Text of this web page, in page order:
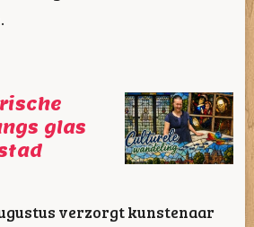
glas
verzorgt kunstenaar